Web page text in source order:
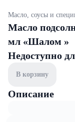
Масло, соусы и
Масло
мл «Шалом »
Недоступно
В корзину
Описание